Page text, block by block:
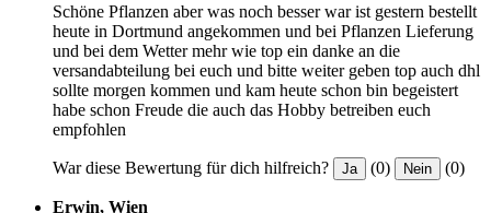
Schöne Pflanzen aber was noch besser war ist gestern bestellt
heute in Dortmund angekommen und bei Pflanzen Lieferung
und bei dem Wetter mehr wie top ein danke an die
versandabteilung bei euch und bitte weiter geben top auch dhl
sollte morgen kommen und kam heute schon bin begeistert
habe schon Freude die auch das Hobby betreiben euch
empfohlen
War diese Bewertung für dich hilfreich? Ja (0) Nein (0)
Erwin, Wien